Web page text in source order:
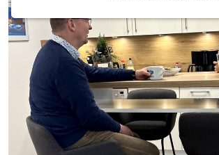
Notwendige Cookies ermöglichen
Funktionen und sind für die
der Website erforderlich.
Einverständnis-Cookie
cookie_consent